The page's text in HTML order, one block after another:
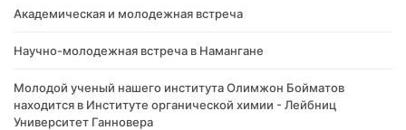
Академическая и молодежная встреча
Научно-молодежная встреча в Намангане
Молодой ученый нашего института Олимжон Бойматов
находится в Институте органической химии - Лейбниц
Университет Ганновера